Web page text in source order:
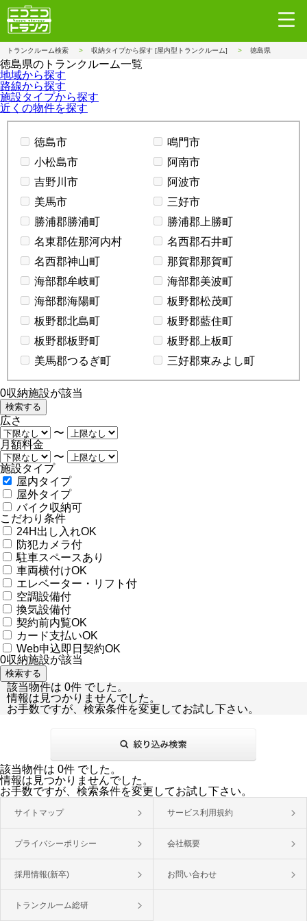
トランクルーム検索 収納タイプから探す [屋内型トランクルーム] 徳島県
徳島県のトランクルーム一覧
地域から探す
路線から探す
施設タイプから探す
近くの物件を探す
徳島市
鳴門市
小松島市
阿南市
吉野川市
阿波市
美馬市
三好市
勝浦郡勝浦町
勝浦郡上勝町
名東郡佐那河内村
名西郡石井町
名西郡神山町
那賀郡那賀町
海部郡牟岐町
海部郡美波町
海部郡海陽町
板野郡松茂町
板野郡北島町
板野郡藍住町
板野郡板野町
板野郡上板町
美馬郡つるぎ町
三好郡東みよし町
0収納施設が該当
広さ
〜
月額料金
〜
施設タイプ
屋内タイプ
屋外タイプ
バイク収納可
こだわり条件
24H出し入れOK
防犯カメラ付
駐車スペースあり
車両横付けOK
エレベーター・リフト付
空調設備付
換気設備付
契約前内覧OK
カード支払いOK
Web申込即日契約OK
0収納施設が該当
該当物件は 0件 でした。
情報は見つかりませんでした。
お手数ですが、検索条件を変更してお試し下さい。
該当物件は 0件 でした。
情報は見つかりませんでした。
お手数ですが、検索条件を変更してお試し下さい。
サイトマップ サービス利用規約
プライバシーポリシー 会社概要
採用情報(新卒) お問い合わせ
トランクルーム総研